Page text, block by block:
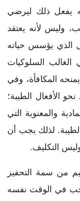
يفعل ذلك ليرضي
وليس لأنه يعتقد
الذي يؤسس حياته
السلوكيات
المكافأة، وفي
الأفعال الطيبة؛
والمعنوية التي
لذلك يجب أن
التكليف.
من سمة التحفيز
في الوقت نفسه